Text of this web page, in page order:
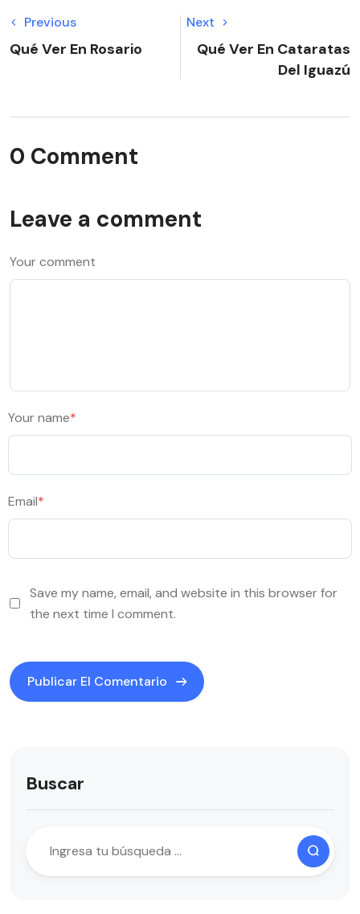
Previous
Qué Ver En Rosario
Next
Qué Ver En Cataratas
Del Iguazú
0 Comment
Leave a comment
Your comment
Your name*
Email*
Save my name, email, and website in this browser for
the next time I comment.
Buscar